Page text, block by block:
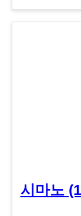
시마노